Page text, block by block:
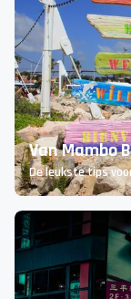
De leukste
Van verse vis aan
dit zijn de